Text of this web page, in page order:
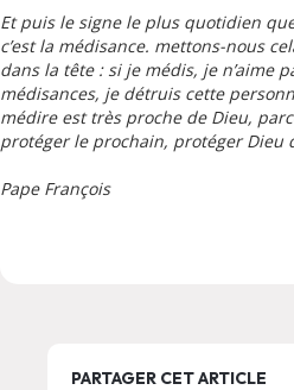
Et puis le signe le plus quotidien
c’est la médisance. mettons-nous
dans la tête : si je médis, je n’aime
médisances, je détruis cette
médire est très proche de Dieu,
protéger le prochain, protéger Dieu
Pape François
PARTAGER CET ARTICLE